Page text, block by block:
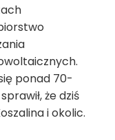
ponad 70-
że dziś
i okolic.